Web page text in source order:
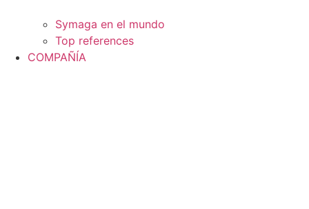
Symaga en el mundo
Top references
COMPAÑÍA